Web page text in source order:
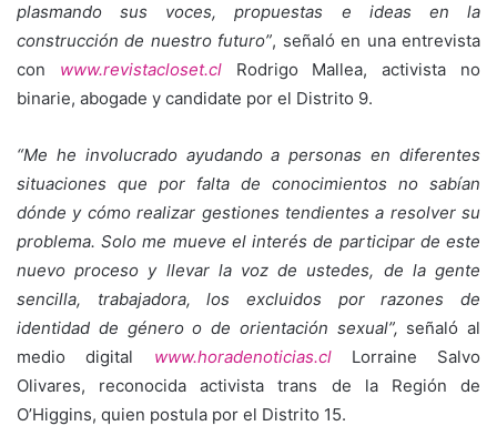
plasmando sus voces, propuestas e ideas en la
construcción de nuestro futuro”, señaló en una entrevista
con www.revistacloset.clRodrigo Mallea, activista no
binarie, abogade y candidate por el Distrito 9.
“Me he involucrado ayudando a personas en diferentes
situaciones que por falta de conocimientos no sabían
dónde y cómo realizar gestiones tendientes a resolver su
problema. Solo me mueve el interés de participar de este
nuevo proceso y llevar la voz de ustedes, de la gente
sencilla, trabajadora, los excluidos por razones de
identidad de género o de orientación sexual”, señaló al
medio digital www.horadenoticias.clLorraine Salvo
Olivares, reconocida activista trans de la Región de
O’Higgins, quien postula por el Distrito 15.